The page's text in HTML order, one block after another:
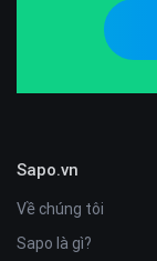
Sapo.vn
Về chúng tôi
Sapo là gì?